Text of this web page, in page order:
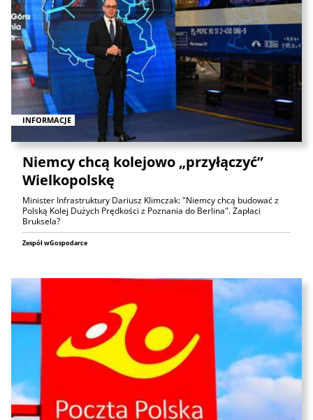
INFORMACJE
Niemcy chcą kolejowo „przyłączyć”
Wielkopolskę
Minister Infrastruktury Dariusz Klimczak: "Niemcy chcą budować z
Polską Kolej Dużych Prędkości z Poznania do Berlina". Zapłaci
Bruksela?
Zespół wGospodarce